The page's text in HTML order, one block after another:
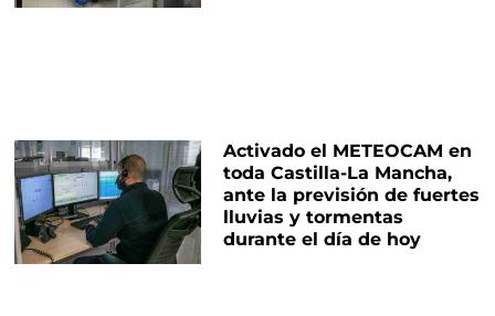
Activado el METEOCAM en
toda Castilla-La Mancha,
ante la previsión de fuertes
lluvias y tormentas
durante el día de hoy